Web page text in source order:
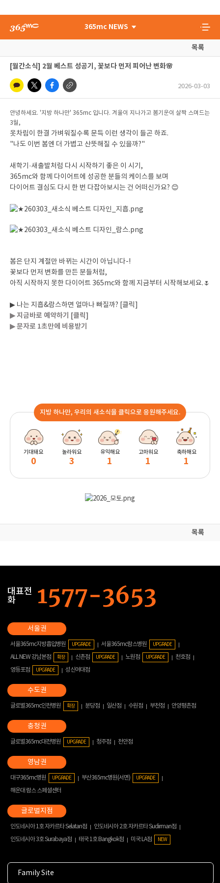
365mc NEWS
목록
[월간소식] 2월 베스트 성공기, 꽃보다 먼저 피어난 변화🌸
2026-03-03
안녕하세요. '지방 하나만' 365mc 입니다. 겨울이 지나가고 봄기운이 살짝 스며드는
3월,
옷차림이 한결 가벼워질수록 문득 이런 생각이 들곤 하죠.
"나도 이번 봄엔 더 가볍고 산뜻해질 수 있을까?"
새학기·새출발처럼 다시 시작하기 좋은 이 시기,
365mc와 함께 다이어트에 성공한 분들의 케이스를 보며
다이어트 결심도 다시 한 번 다잡아보시는 건 어떠신가요? 😊
봄은 단지 계절만 바뀌는 시간이 아닙니다-!
꽃보다 먼저 변화를 만든 분들처럼,
아직 시작하지 못한 다이어트 365mc와 함께 지금부터 시작해보세요.🌷
▶ 나는 지흡&람스하면 얼마나 빠질까? [클릭]
▶ 지금바로 예약하기 [클릭]
▶ 문자로 1초만에 비용받기
지방 하나만, 우리의 새소식을 클릭으로 응원해주세요.
기대돼요
0
놀라워요
3
유익해요
1
고마워요
1
축하해요
1
목록
대표전
화
서울365mc지방흡입병원 UPGRADE 서울365mc람스병원 UPGRADE
ALL NEW 강남본점 확장 신촌점 UPGRADE 노원점 UPGRADE
천호점
영등포점
UPGRADE 성신여대점
글로벌365mc인천병원 확장 분당점 일산점 수원점 부천점 안양평촌점
글로벌365mc대전병원 UPGRADE 청주점 천안점
대구365mc병원 UPGRADE 부산365mc병원(서면) UPGRADE
해운대 람스 스페셜센터
인도네시아 1호 자카르타 Selatan점
인도네시아 2호 자카르타 Sudirman점
인도네시아 3호 Surabaya점
태국 1호 Bangkok점 미국 LA점 NEW
Family Site